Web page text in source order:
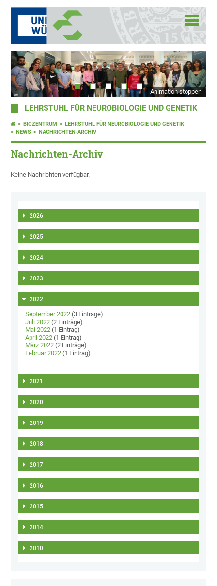
Animation stoppen
LEHRSTUHL FÜR NEUROBIOLOGIE UND GENETIK
BIOZENTRUM
LEHRSTUHL FÜR NEUROBIOLOGIE UND GENETIK
NEWS
NACHRICHTEN-ARCHIV
Nachrichten-Archiv
Keine Nachrichten verfügbar.
2026
2025
2024
2023
2022
September 2022 (3 Einträge)
Juli 2022 (2 Einträge)
Mai 2022 (1 Eintrag)
April 2022 (1 Eintrag)
März 2022 (2 Einträge)
Februar 2022 (1 Eintrag)
2021
2020
2019
2018
2017
2016
2015
2014
2010